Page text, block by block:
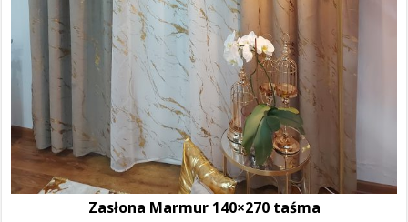
Zasłona Marmur 140×270 taśma